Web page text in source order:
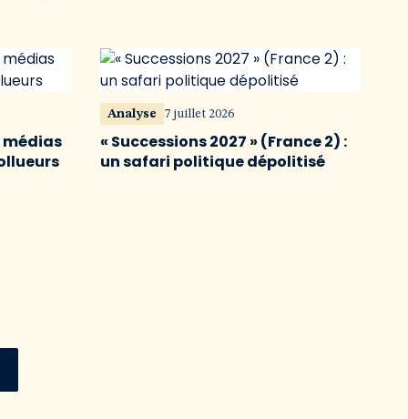
médias
Analyse 7 juillet 2026
« Successions 2027 » (France 2) :
un safari politique dépolitisé